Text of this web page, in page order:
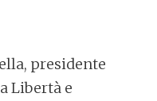
presidente
Libertà e